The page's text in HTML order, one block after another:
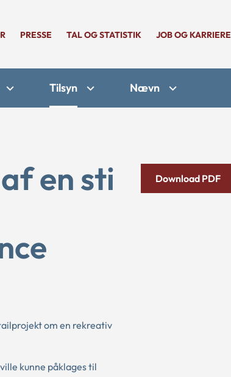
PRESSE TAL OG STATISTIK JOB OG KARRIERE
Tilsyn Nævn
en sti
om en rekreativ
kunne påklages til
Download PDF